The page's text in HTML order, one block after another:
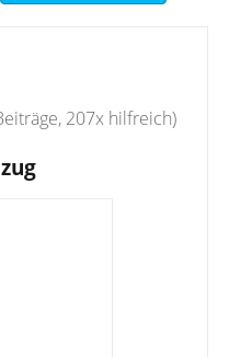
207x hilfreich)